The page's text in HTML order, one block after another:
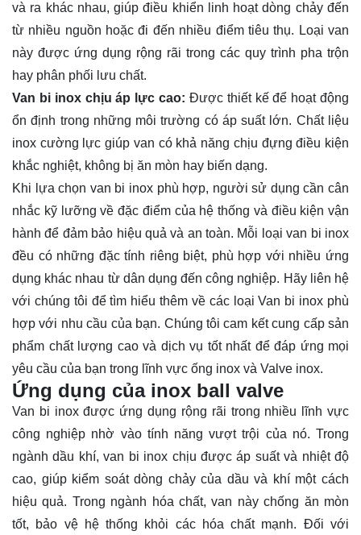
và ra khác nhau, giúp điều khiển linh hoạt dòng chảy đến
từ nhiều nguồn hoặc đi đến nhiều điểm tiêu thụ. Loại van
này được ứng dụng rộng rãi trong các quy trình pha trộn
hay phân phối lưu chất.
Van bi inox chịu áp lực cao: Được thiết kế để hoạt động
ổn định trong những môi trường có áp suất lớn. Chất liệu
inox cường lực giúp van có khả năng chịu đựng điều kiện
khắc nghiệt, không bị ăn mòn hay biến dạng.
Khi lựa chọn van bi inox phù hợp, người sử dụng cần cân
nhắc kỹ lưỡng về đặc điểm của hệ thống và điều kiện vận
hành để đảm bảo hiệu quả và an toàn. Mỗi loại van bi inox
đều có những đặc tính riêng biệt, phù hợp với nhiều ứng
dụng khác nhau từ dân dụng đến công nghiệp. Hãy liên hệ
với chúng tôi để tìm hiểu thêm về các loại Van bi inox phù
hợp với nhu cầu của bạn. Chúng tôi cam kết cung cấp sản
phẩm chất lượng cao và dịch vụ tốt nhất để đáp ứng mọi
yêu cầu của bạn trong lĩnh vực ống inox và Valve inox.
Ứng dụng của inox ball valve
Van bi inox được ứng dụng rộng rãi trong nhiều lĩnh vực
công nghiệp nhờ vào tính năng vượt trội của nó. Trong
ngành dầu khí, van bi inox chịu được áp suất và nhiệt độ
cao, giúp kiểm soát dòng chảy của dầu và khí một cách
hiệu quả. Trong ngành hóa chất, van này chống ăn mòn
tốt, bảo vệ hệ thống khỏi các hóa chất mạnh. Đối với